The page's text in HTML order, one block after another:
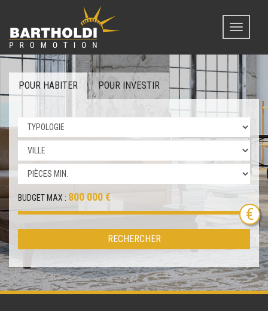
Toggle
POUR HABITER POUR INVESTIR
BUDGET MAX : 800 000 €
RECHERCHER